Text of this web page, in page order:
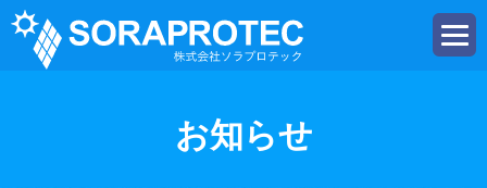
t
o
お知らせ